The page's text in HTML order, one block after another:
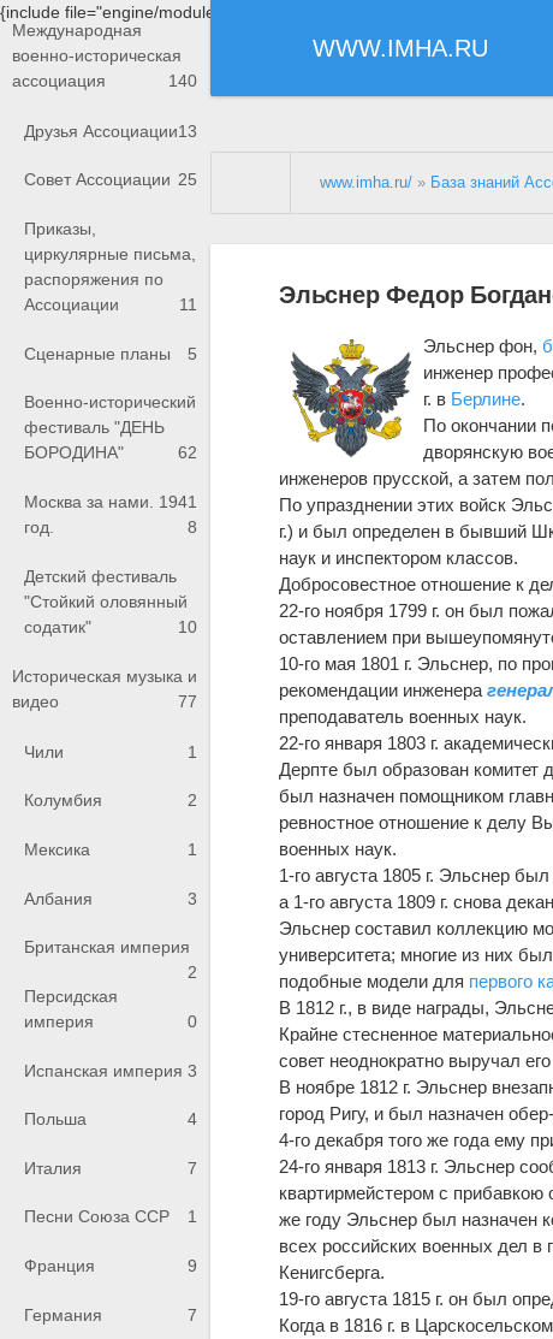
{include file="engine/modules/saperu/head.php"}
WWW.IMHA.RU
Международная
военно-историческая
ассоциация
140
Друзья Ассоциации13
Совет Ассоциации 25
Приказы,
циркулярные письма,
распоряжения по
Ассоциации
11
Сценарные планы 5
Военно-исторический
фестиваль "ДЕНЬ
БОРОДИНА"
62
Москва за нами. 1941
год.
8
Детский фестиваль
"Стойкий оловянный
содатик"
10
Историческая музыка и
видео
77
Чили 1
Колумбия 2
Мексика 1
Албания 3
Британская империя
2
Персидская
империя
0
Испанская империя 3
Польша 4
Италия 7
Песни Союза ССР 1
Франция 9
Германия 7
www.imha.ru/ » База знаний
Эльснер Федор
Эльснер фон,
инженер
г. в Берлине.
По окончании
дворянскую
инженеров прусской, a затем
По упразднении этих войск
г.) и был определен в бывший
наук и инспектором классов.
Добросовестное отношение к
22-го ноября 1799 г. он был
оставлением при
10-го мая 1801 г. Эльснер, по
рекомендации инженера
преподаватель военных наук.
22-го января 1803 г.
Дерпте был образован комитет
был назначен помощником
ревностное отношение к делу
военных наук.
1-го августа 1805 г. Эльснер
а 1-го августа 1809 г. снова
Эльснер составил коллекцию
университета; многие из них
подобные модели для первого
В 1812 г., в виде награды,
Крайне стесненное
совет неоднократно выручал
В ноябре 1812 г. Эльснер
город Ригу, и был назначен
4-го декабря того же года ему
24-го января 1813 г. Эльснер
квартирмейстером с
же году Эльснер был назначен
всех российских военных дел в
Кенигсберга.
19-го августа 1815 г. он был
Когда в 1816 г. в